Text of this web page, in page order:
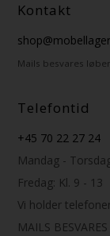
Kontakt
Mails besvares
Telefontid
+45 70 22 27 24
Mandag -
Fredag: Kl. 9 - 13
Vi holder
MAILS